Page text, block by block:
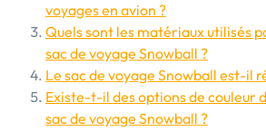
voyages en avion ?
Quels sont les matériaux utilisés
sac de voyage Snowball ?
Le sac de voyage Snowball est-il
Existe-t-il des options de couleur
sac de voyage Snowball ?